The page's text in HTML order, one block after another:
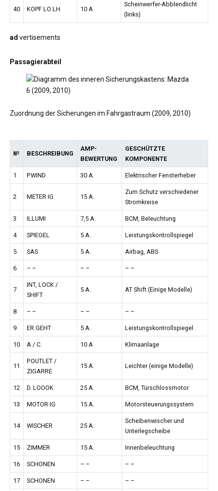
40 KOPF LO LH 10 A
Scheinwerfer-Abblendlicht
(links)
ad vertisements
Passagierabteil
Zuordnung der Sicherungen im Fahrgastraum (2009, 2010)
№ BESCHREIBUNG
AMP-
BEWERTUNG
GESCHÜTZTE
KOMPONENTE
1 P.WIND 30 A. Elektrischer Fensterheber
2 METER IG 15 A.
Zum Schutz verschiedener
Stromkreise
3 ILLUMI 7,5 A. BCM, Beleuchtung
4 SPIEGEL 5 A. Leistungskontrollspiegel
5 SAS 5 A. Airbag, ABS
6 – – – – – –
7
INT, LOCK /
SHIFT
5 A. AT Shift (Einige Modelle)
8 – – – – – –
9 ER GEHT 5 A. Leistungskontrollspiegel
10 A / C. 10 A Klimaanlage
11
P.OUTLET /
ZIGARRE
15 A. Leichter (einige Modelle)
12 D. LOOOK 25 A. BCM, Türschlossmotor
13 MOTOR IG 15 A. Motorsteuerungssystem
14 WISCHER 25 A.
Scheibenwischer und
Unterlegscheibe
15 ZIMMER 15 A. Innenbeleuchtung
16 SCHONEN – – – –
17 SCHONEN – – – –